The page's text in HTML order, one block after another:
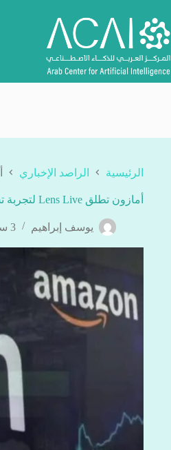
إلى
المحتوى
الرئيسية الراصد الإخباري
أمازون تطلق Lens Live لتجربة تسوق مدعومة بالذكاء الاصطناعي
يوسف إبراهيم 3 سبتمبر, 2025